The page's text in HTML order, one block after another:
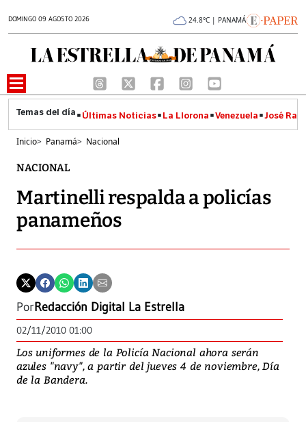
DOMINGO 09 AGOSTO 2026 24.8°C | PANAMÁ
Últimas Noticias La Llorona Venezuela José
Inicio> Panamá> Nacional
NACIONAL
Martinelli respalda a policías
panameños
PorRedacción Digital La Estrella
02/11/2010 01:00
Los uniformes de la Policía Nacional ahora serán
azules "navy", a partir del jueves 4 de noviembre, Día
de la Bandera.